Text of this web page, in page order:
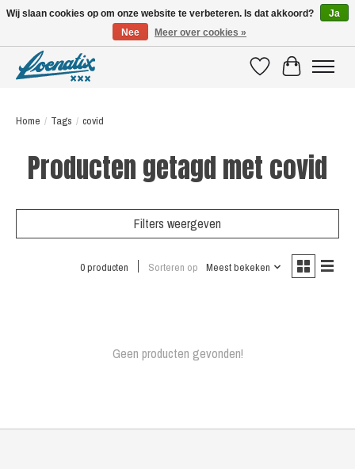
VerlanglijstWinkelwagen
Home / Tags / covid
Producten getagd met covid
Filters weergeven
0 producten Sorteren op Meest bekeken
Geen producten gevonden!
Wij slaan cookies op om onze website te verbeteren. Is dat akkoord?
Ja
Nee
Meer over cookies »